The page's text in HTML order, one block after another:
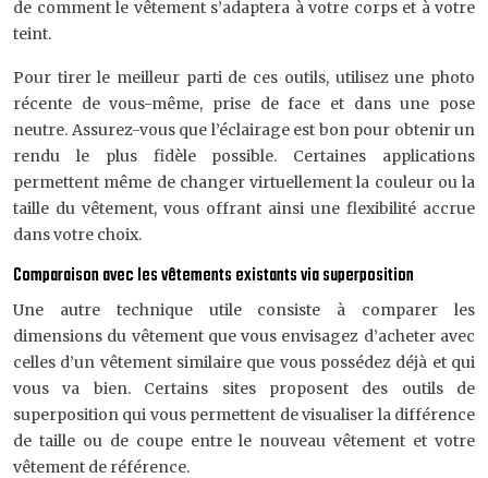
de comment le vêtement s’adaptera à votre corps et à votre
teint.
Pour tirer le meilleur parti de ces outils, utilisez une photo
récente de vous-même, prise de face et dans une pose
neutre. Assurez-vous que l’éclairage est bon pour obtenir un
rendu le plus fidèle possible. Certaines applications
permettent même de changer virtuellement la couleur ou la
taille du vêtement, vous offrant ainsi une flexibilité accrue
dans votre choix.
Comparaison avec les vêtements existants via superposition
Une autre technique utile consiste à comparer les
dimensions du vêtement que vous envisagez d’acheter avec
celles d’un vêtement similaire que vous possédez déjà et qui
vous va bien. Certains sites proposent des outils de
superposition qui vous permettent de visualiser la différence
de taille ou de coupe entre le nouveau vêtement et votre
vêtement de référence.